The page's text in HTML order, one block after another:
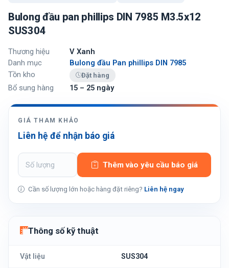
Bulong đầu pan phillips DIN 7985 M3.5x12
SUS304
Thương hiệu
V Xanh
Danh mục
Bulong đầu Pan phillips DIN 7985
Tồn kho
Đặt hàng
Bổ sung hàng 15 – 25 ngày
GIÁ THAM KHẢO
Liên hệ để nhận báo giá
Thêm vào yêu cầu báo giá
Cần số lượng lớn hoặc hàng đặt riêng? Liên hệ ngay
Thông số kỹ thuật
Vật liệu SUS304